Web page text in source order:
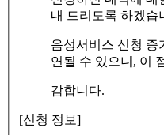
내 드리도록 하겠습
음성서비스 신청 증
연될 수 있으니, 이
감합니다.
[신청 정보]